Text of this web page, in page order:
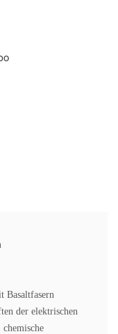
Basaltfasern
der elektrischen